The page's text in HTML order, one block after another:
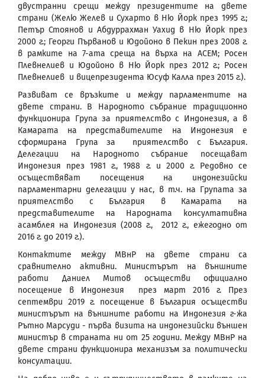
двустранни срещи между президентите на двете
страни (Желю Желев и Сухарто в Ню Йорк през 1995 г.;
Петър Стоянов и Абдуррахман Уахид в Ню Йорк през
2000 г.; Георги Първанов и Юдойоно в Пекин през 2008 г.
в рамките на 7-ата среща на върха на АСЕМ; Росен
Плевнелиев и Юдойоно в Ню Йорк през 2012 г.; Росен
Плевнелиев и вицепрезидента Юсуф Калла през 2015 г.).
Развиват се връзките и между парламентите на
двете страни. В Народното събрание традиционно
функционира Група за приятелство с Индонезия, а в
Камарата на представителите на Индонезия е
сформирана Група за приятелство с България.
Делегации на Народното събрание посещават
Индонезия през 1981 г., 1988 г. и 2000 г. Редовно се
осъществяват посещения на индонезийски
парламентарни делегации у нас, в т.ч. на Групата за
приятелство с България в Камарата на
представителите на Народната консултативна
асамблея на Индонезия (2008 г., 2012 г., ежегодно от
2016 г. до 2019 г.).
Контактите между МВнР на двете страни са
сравнително активни. Министърът на външните
работи Даниел Митов осъществи официално
посещение в Индонезия през март 2016 г. През
септември 2019 г. посещение в България осъществи
министърът на външните работи на Индонезия г-жа
Рътно Марсуди - първа визита на индонезийски външен
министър в страната ни от 25 години. Между МВнР на
двете страни функционира механизъм за политически
консултации.